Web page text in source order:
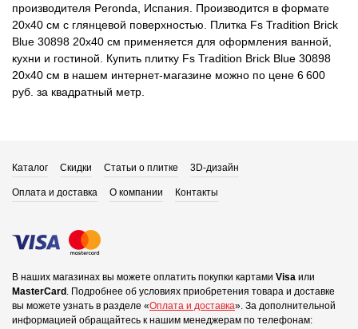
производителя Peronda, Испания. Производится в формате
20x40 см с глянцевой поверхностью. Плитка Fs Tradition Brick
Blue 30898 20x40 см применяется для оформления ванной,
кухни и гостиной. Купить плитку Fs Tradition Brick Blue 30898
20x40 см в нашем интернет-магазине можно по цене 6 600
руб. за квадратный метр.
Каталог Скидки Статьи о плитке 3D-дизайн
Оплата и доставка О компании Контакты
В наших магазинах вы можете оплатить покупки картами Visa или
MasterCard . Подробнее об условиях приобретения товара и доставке
вы можете узнать в разделе «Оплата и доставка». За дополнительной
информацией обращайтесь к нашим менеджерам по телефонам: